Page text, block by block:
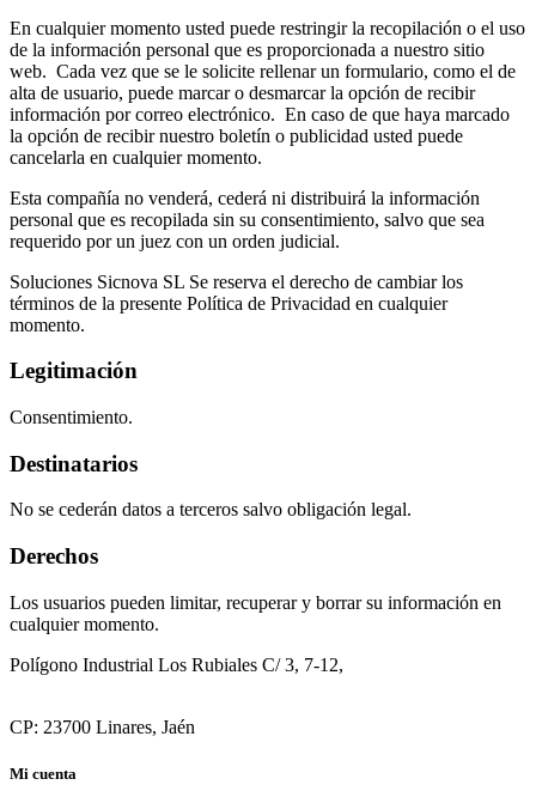
En cualquier momento usted puede restringir la recopilación o el uso
de la información personal que es proporcionada a nuestro sitio
web. Cada vez que se le solicite rellenar un formulario, como el de
alta de usuario, puede marcar o desmarcar la opción de recibir
información por correo electrónico. En caso de que haya marcado
la opción de recibir nuestro boletín o publicidad usted puede
cancelarla en cualquier momento.
Esta compañía no venderá, cederá ni distribuirá la información
personal que es recopilada sin su consentimiento, salvo que sea
requerido por un juez con un orden judicial.
Soluciones Sicnova SL Se reserva el derecho de cambiar los
términos de la presente Política de Privacidad en cualquier
momento.
Legitimación
Consentimiento.
Destinatarios
No se cederán datos a terceros salvo obligación legal.
Derechos
Los usuarios pueden limitar, recuperar y borrar su información en
cualquier momento.
Polígono Industrial Los Rubiales C/ 3, 7-12,
CP: 23700 Linares, Jaén
Mi cuenta